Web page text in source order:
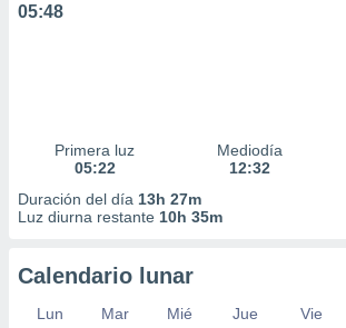
05:48
Primera luz
05:22
Mediodía
12:32
Duración del día 13h 27m
Luz diurna restante 10h 35m
Calendario lunar
Lun Mar Mié Jue Vie